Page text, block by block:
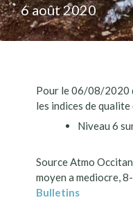
6 août 2020
Pour le 06/08/2020
les indices de qualite
Niveau 6
Source Atmo
moyen a mediocre,
Bulletins